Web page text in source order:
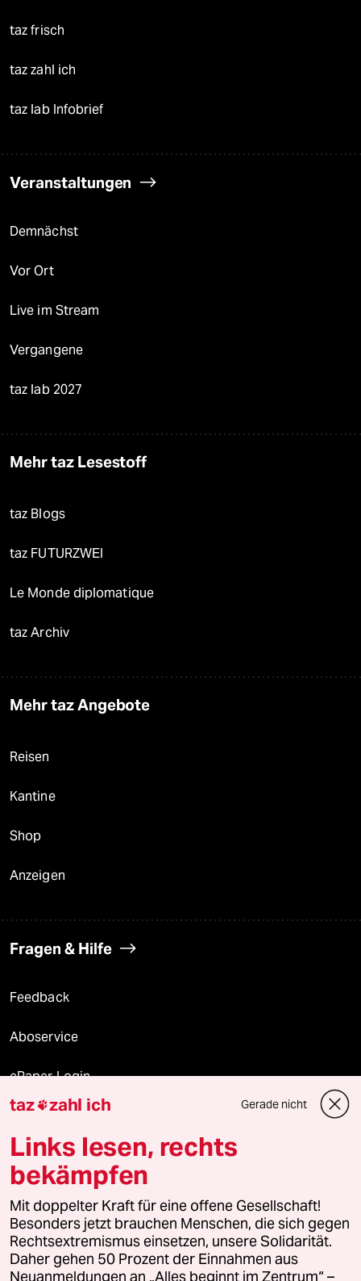
taz frisch
taz zahl ich
taz lab Infobrief
Veranstaltungen
Demnächst
Vor Ort
Live im Stream
Vergangene
taz lab 2027
Mehr taz Lesestoff
taz Blogs
taz FUTURZWEI
Le Monde diplomatique
taz Archiv
Mehr taz Angebote
Reisen
Kantine
Shop
Anzeigen
Fragen & Hilfe
Feedback
Aboservice
ePaper Login
Downloads für Abonnierende
© 2026 taz Verlags und Vertriebs GmbH
Alle Rechte vorbehalten. Bei rechtlichen Fragen oder für Genehmigungen
wenden Sie sich bitte an
lizenzen@taz.de
Feedback Redaktionsstatut Kommune-Richtlinien
taz zahl ich Gerade nicht
Links lesen, rechts
bekämpfen
Mit doppelter Kraft für eine offene Gesellschaft!
Besonders jetzt brauchen Menschen, die sich gegen
Rechtsextremismus einsetzen, unsere Solidarität.
Daher gehen 50 Prozent der Einnahmen aus
Neuanmeldungen an „Alles beginnt im Zentrum“ –